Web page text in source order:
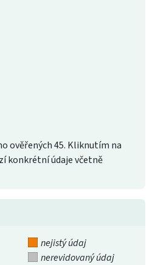
ověřených 45. Kliknutím na
konkrétní údaje včetně
nejistý údaj
nerevidovaný údaj